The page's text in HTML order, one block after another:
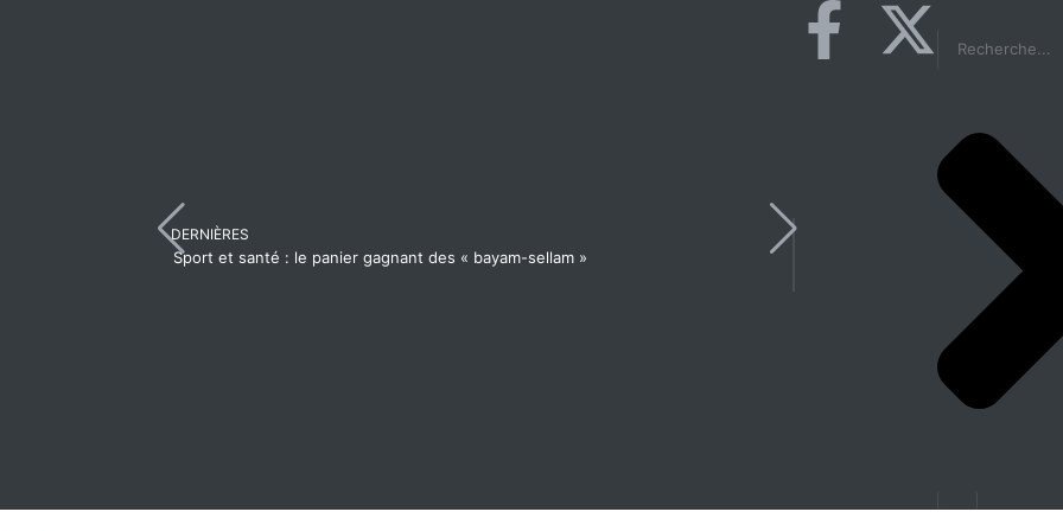
DERNIÈRES
Sport et santé : le panier gagnant des « bayam-sellam » Les États généraux de la Santé en